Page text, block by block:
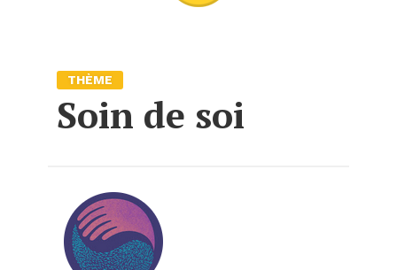
THÈME
Soin de soi